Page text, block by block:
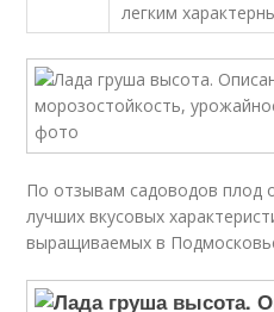
легким
По отзывам садоводов плод
лучших вкусовых
выращиваемых в